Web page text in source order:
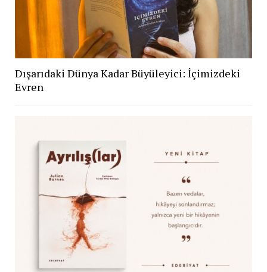
Dışarıdaki Dünya Kadar Büyüleyici: İçimizdeki
Evren